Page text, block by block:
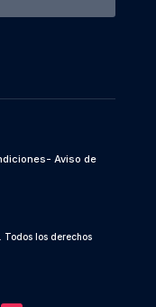
- Aviso de
Todos los derechos